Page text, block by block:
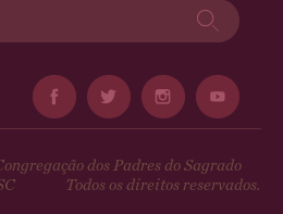
dos Padres do Sagrado
Todos os direitos reservados.